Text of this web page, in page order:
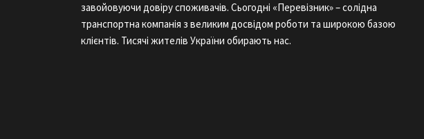
завойовуючи довіру споживачів. Сьогодні «Перевізник» – солідна
транспортна компанія з великим досвідом роботи та широкою базою
клієнтів. Тисячі жителів України обирають нас.